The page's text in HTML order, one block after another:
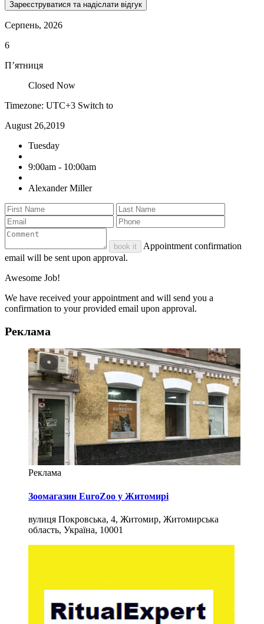
Серпень, 2026
6
П’ятниця
Closed Now
Timezone: UTC+3 Switch to
August 26,2019
Tuesday
9:00am - 10:00am
Alexander Miller
book it
Appointment confirmation
email will be sent upon approval.
Awesome Job!
We have received your appointment and will send you a
confirmation to your provided email upon approval.
Реклама
Реклама
Зоомагазин EuroZoo у Житомирі
вулиця Покровська, 4, Житомир, Житомирська
область, Україна, 10001